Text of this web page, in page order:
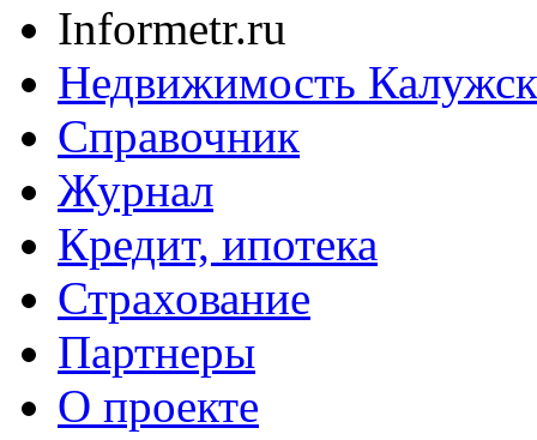
Informetr.ru
Недвижимость
Справочник
Журнал
Кредит, ипотека
Страхование
Партнеры
O проекте